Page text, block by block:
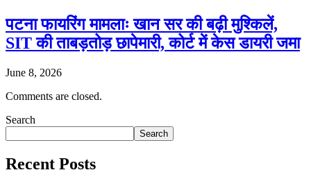
पटना फायरिंग मामलाः खान सर की बढ़ी मुश्किलें,
SIT की ताबड़तोड़ छापेमारी, कोर्ट में केस डायरी जमा
June 8, 2026
Comments are closed.
Search
Search
Recent Posts